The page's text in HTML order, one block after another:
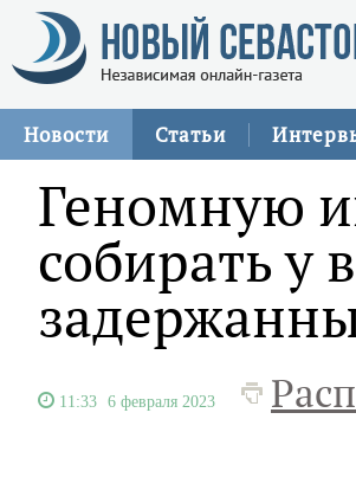
Новости Статьи
Геномную
собирать у
11:33 6 февраля 2023